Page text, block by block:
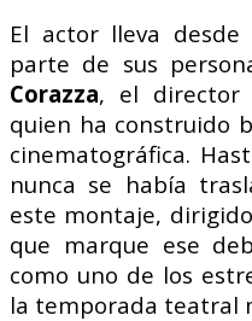
El actor lleva desde
parte de sus
Corazza, el director
quien ha construido
cinematográfica.
nunca se había
este montaje,
que marque ese
como uno de los
la temporada teatral